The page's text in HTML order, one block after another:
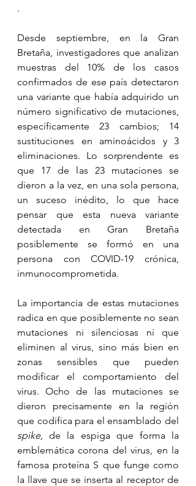
.
Desde septiembre, en la Gran
Bretaña, investigadores que analizan
muestras del 10% de los casos
confirmados de ese país detectaron
una variante que había adquirido un
número significativo de mutaciones,
específicamente 23 cambios; 14
sustituciones en aminoácidos y 3
eliminaciones. Lo sorprendente es
que 17 de las 23 mutaciones se
dieron a la vez, en una sola persona,
un suceso inédito, lo que hace
pensar que esta nueva variante
detectada en Gran Bretaña
posiblemente se formó en una
persona con COVID-19 crónica,
inmunocomprometida.
La importancia de estas mutaciones
radica en que posiblemente no sean
mutaciones ni silenciosas ni que
eliminen al virus, sino más bien en
zonas sensibles que pueden
modificar el comportamiento del
virus. Ocho de las mutaciones se
dieron precisamente en la región
spike, de la espiga que forma la
emblemática corona del virus, en la
famosa proteína S que funge como
la llave que se inserta al receptor de